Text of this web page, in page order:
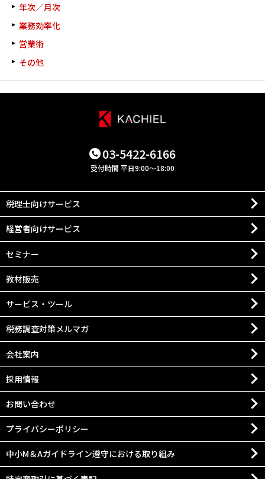
年次／月次
業務効率化
営業術
その他
03-5422-6166
受付時間 平日9:00～18:00
税理士向けサービス
経営者向けサービス
セミナー
教材販売
サービス・ツール
税務調査対策メルマガ
会社案内
採用情報
お問い合わせ
プライバシーポリシー
中小M＆Aガイドライン遵守における取り組み